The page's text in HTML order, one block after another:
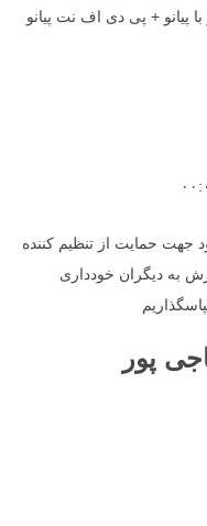
پیانو + پی دی اف نت پیانو
حمایت از تنظیم کننده
به دیگران خودداری
پور